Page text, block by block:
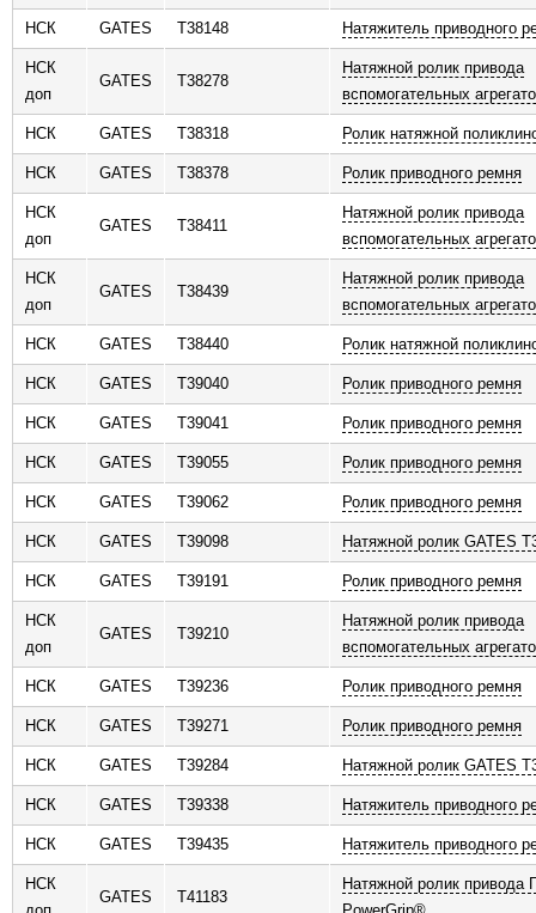
НСК GATES T38148 Натяжитель приводного
НСК
доп
GATES T38278
Натяжной ролик привода
вспомогательных
НСК GATES T38318 Ролик натяжной
НСК GATES T38378 Ролик приводного ремня
НСК
доп
GATES T38411
Натяжной ролик привода
вспомогательных
НСК
доп
GATES T38439
Натяжной ролик привода
вспомогательных
НСК GATES T38440 Ролик натяжной
НСК GATES T39040 Ролик приводного ремня
НСК GATES T39041 Ролик приводного ремня
НСК GATES T39055 Ролик приводного ремня
НСК GATES T39062 Ролик приводного ремня
НСК GATES T39098 Натяжной ролик GATES
НСК GATES T39191 Ролик приводного ремня
НСК
доп
GATES T39210
Натяжной ролик привода
вспомогательных
НСК GATES T39236 Ролик приводного ремня
НСК GATES T39271 Ролик приводного ремня
НСК GATES T39284 Натяжной ролик GATES
НСК GATES T39338 Натяжитель приводного
НСК GATES T39435 Натяжитель приводного
НСК
доп
GATES T41183
Натяжной ролик привода
PowerGrip®